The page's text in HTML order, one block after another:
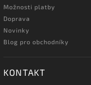
Možnosti platby
Doprava
Novinky
Blog pro obchodníky
KONTAKT